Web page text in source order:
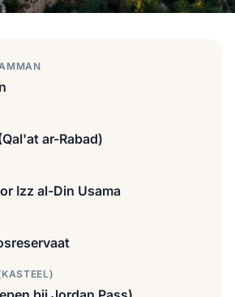
ar-Rabad)
Izz al-Din Usama